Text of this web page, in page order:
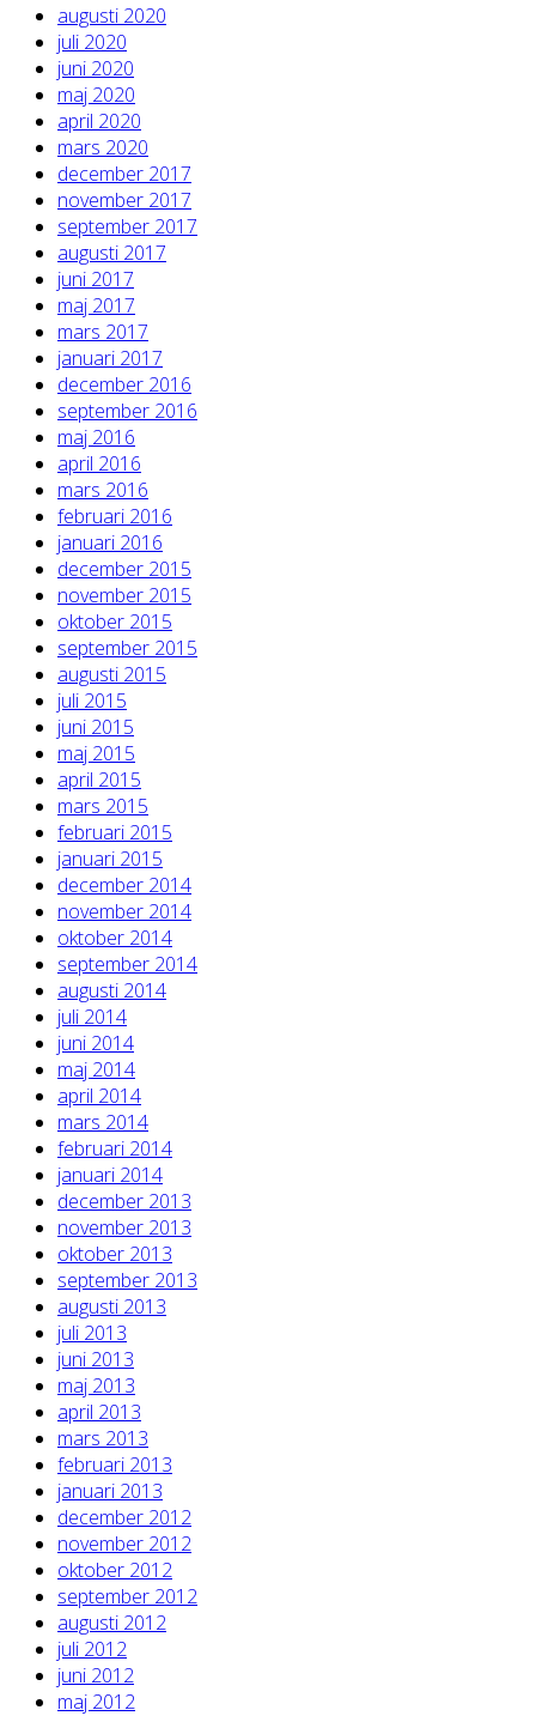
augusti 2020
juli 2020
juni 2020
maj 2020
april 2020
mars 2020
december 2017
november 2017
september 2017
augusti 2017
juni 2017
maj 2017
mars 2017
januari 2017
december 2016
september 2016
maj 2016
april 2016
mars 2016
februari 2016
januari 2016
december 2015
november 2015
oktober 2015
september 2015
augusti 2015
juli 2015
juni 2015
maj 2015
april 2015
mars 2015
februari 2015
januari 2015
december 2014
november 2014
oktober 2014
september 2014
augusti 2014
juli 2014
juni 2014
maj 2014
april 2014
mars 2014
februari 2014
januari 2014
december 2013
november 2013
oktober 2013
september 2013
augusti 2013
juli 2013
juni 2013
maj 2013
april 2013
mars 2013
februari 2013
januari 2013
december 2012
november 2012
oktober 2012
september 2012
augusti 2012
juli 2012
juni 2012
maj 2012